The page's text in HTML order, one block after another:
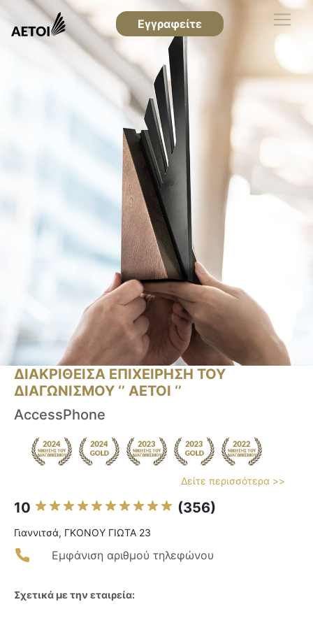
Εγγραφείτε
ΔΙΑΚΡΙΘΕΙΣΑ ΕΠΙΧΕΙΡΗΣΗ ΤΟΥ
ΔΙΑΓΩΝΙΣΜΟΥ ‘’ ΑΕΤΟΙ ‘’
AccessPhone
Δείτε περισσότερα >>
10 (356)
Γιαννιτσά, ΓΚΟΝΟΥ ΓΙΩΤΑ 23
Εμφάνιση αριθμού τηλεφώνου
Σχετικά με την εταιρεία: